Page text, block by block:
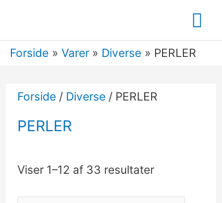
Forside Varer Diverse PERLER
Forside / Diverse / PERLER
PERLER
Viser 1–12 af 33 resultater